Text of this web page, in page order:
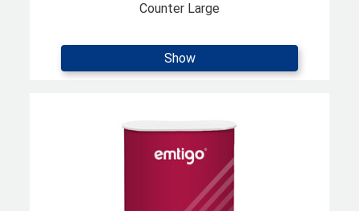
Counter Large
Show